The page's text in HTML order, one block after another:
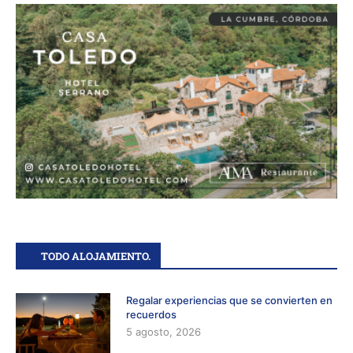
TODO ALOJAMIENTO.
Regalar experiencias que se convierten en
recuerdos
5 agosto, 2026